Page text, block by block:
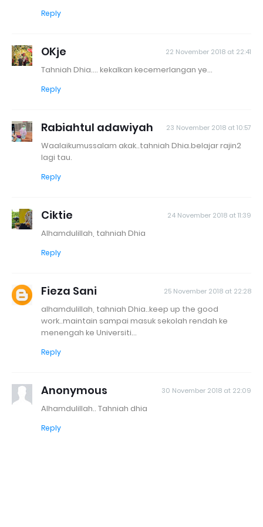
Reply
OKje 22 November 2018 at 22:41
Tahniah Dhia.... kekalkan kecemerlangan ye...
Reply
Rabiahtul adawiyah 23 November 2018 at 10:57
Waalaikumussalam akak..tahniah Dhia.belajar rajin2
lagi tau.
Reply
Ciktie 24 November 2018 at 11:39
Alhamdulillah, tahniah Dhia
Reply
Fieza Sani 25 November 2018 at 22:28
alhamdulillah, tahniah Dhia..keep up the good
work..maintain sampai masuk sekolah rendah ke
menengah ke Universiti...
Reply
Anonymous 30 November 2018 at 22:09
Alhamdulillah.. Tahniah dhia
Reply